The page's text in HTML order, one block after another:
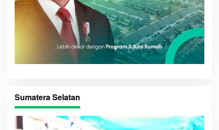
Sumatera Selatan